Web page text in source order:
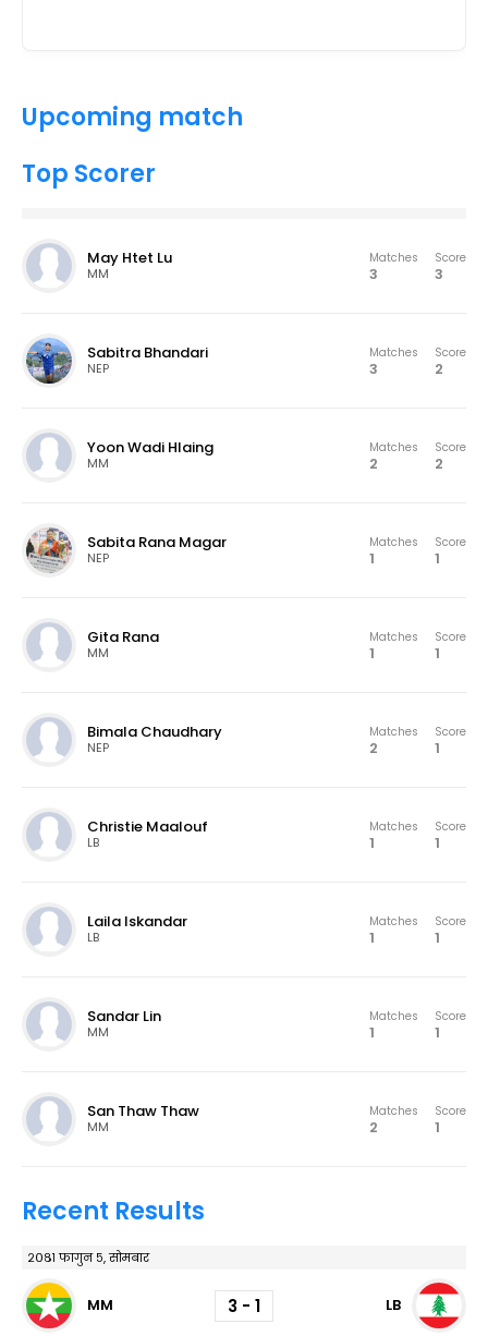
Upcoming match
Top Scorer
May Htet Lu
MM
Matches
3
Score
3
Sabitra Bhandari
NEP
Matches
3
Score
2
Yoon Wadi Hlaing
MM
Matches
2
Score
2
Sabita Rana Magar
NEP
Matches
1
Score
1
Gita Rana
MM
Matches
1
Score
1
Bimala Chaudhary
NEP
Matches
2
Score
1
Christie Maalouf
LB
Matches
1
Score
1
Laila Iskandar
LB
Matches
1
Score
1
Sandar Lin
MM
Matches
1
Score
1
San Thaw Thaw
MM
Matches
2
Score
1
Recent Results
२०८१ फागुन ५, सोमबार
MM 3 - 1 LB